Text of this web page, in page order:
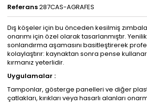
Referans287CAS-AGRAFES
Dış köşeler için bu önceden kesilmiş
onarımı için özel olarak tasarlanmıştır.
sonlandırma aşamasını basitleştirerek
kolaylaştırır: kaynaktan sonra pense
kırmanız yeterlidir.
Uygulamalar :
Tamponlar, gösterge panelleri ve diğer
çatlakları, kırıkları veya hasarlı alanları